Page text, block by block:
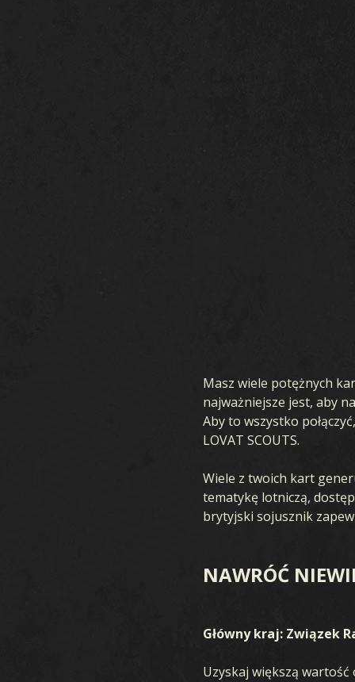
Masz wiele potężnych
najważniejsze jest, aby
Aby to wszystko
LOVAT SCOUTS.
Wiele z twoich kart
tematykę lotniczą,
brytyjski sojusznik
NAWRÓĆ
Główny kraj: Związek
Uzyskaj większą